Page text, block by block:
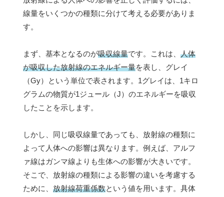
線量をいくつかの種類に分けて考える必要がありま
す。
まず、基本となるのが吸収線量です。これは、 人体
が吸収した放射線のエネルギー量を表し、グレイ
（Gy）という単位で表されます。1グレイは、1キロ
グラムの物質が1ジュール（J）のエネルギーを吸収
したことを示します。
しかし、同じ吸収線量であっても、放射線の種類に
よって人体への影響は異なります。例えば、アルフ
ァ線はガンマ線よりも生体への影響が大きいです。
そこで、放射線の種類による影響の違いを考慮する
ために、 放射線荷重係数という値を用います。具体